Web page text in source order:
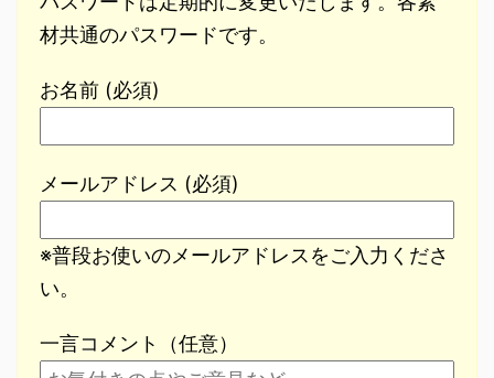
材共通のパスワードです。
お名前 (必須)
メールアドレス (必須)
※普段お使いのメールアドレスをご入力くださ
い。
一言コメント（任意）